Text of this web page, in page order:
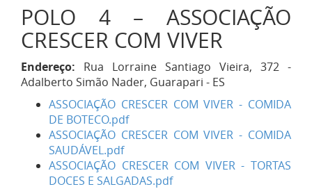
POLO 4 – ASSOCIAÇÃO
CRESCER COM VIVER
Endereço:
Rua Lorraine Santiago Vieira, 372 -
Adalberto Simão Nader, Guarapari - ES
ASSOCIAÇÃO CRESCER COM VIVER - COMIDA
DE BOTECO.pdf
ASSOCIAÇÃO CRESCER COM VIVER - COMIDA
SAUDÁVEL.pdf
ASSOCIAÇÃO CRESCER COM VIVER - TORTAS
DOCES E SALGADAS.pdf